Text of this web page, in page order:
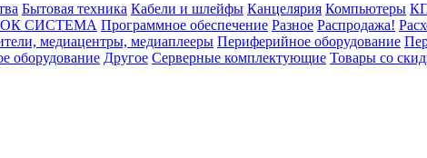
Бытовая техника Кабели и шлейфы Канцелярия Компьютеры
СИСТЕМА Программное обеспечение Разное Распродажа!
медиацентры, медиаплееры Периферийное оборудование
оборудование Другое Серверные комплектующие Товары со